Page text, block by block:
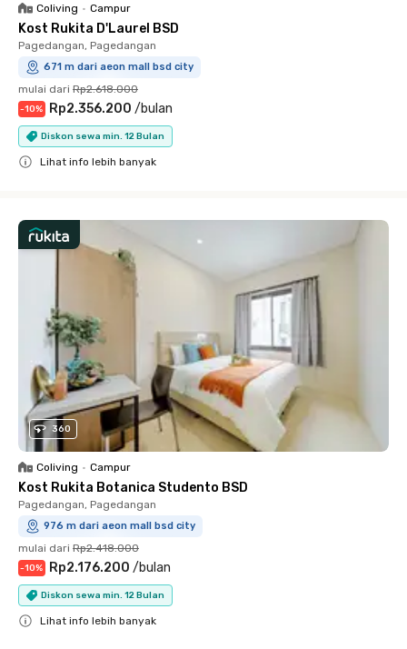
Coliving • Campur
Kost Rukita D'Laurel BSD
Pagedangan, Pagedangan
671 m dari aeon mall bsd city
mulai dari Rp2.618.000
-10% Rp2.356.200 /bulan
Diskon sewa min. 12 Bulan
Lihat info lebih banyak
360
Coliving • Campur
Kost Rukita Botanica Studento BSD
Pagedangan, Pagedangan
976 m dari aeon mall bsd city
mulai dari Rp2.418.000
-10% Rp2.176.200 /bulan
Diskon sewa min. 12 Bulan
Lihat info lebih banyak